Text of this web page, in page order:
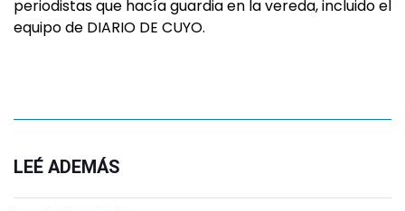
periodistas que hacía guardia en la vereda, incluido el
equipo de DIARIO DE CUYO.
LEÉ ADEMÁS